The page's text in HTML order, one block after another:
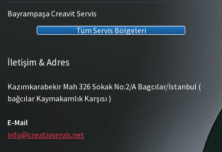
Bayrampaşa Creavit Servis
Tüm Servis Bölgeleri
İletişim & Adres
Kazımkarabekir Mah 326 Sokak No:2/A Bagcılar/İstanbul (
bağcılar Kaymakamlık Karşısı )
E-Mail
info@creativservis.net